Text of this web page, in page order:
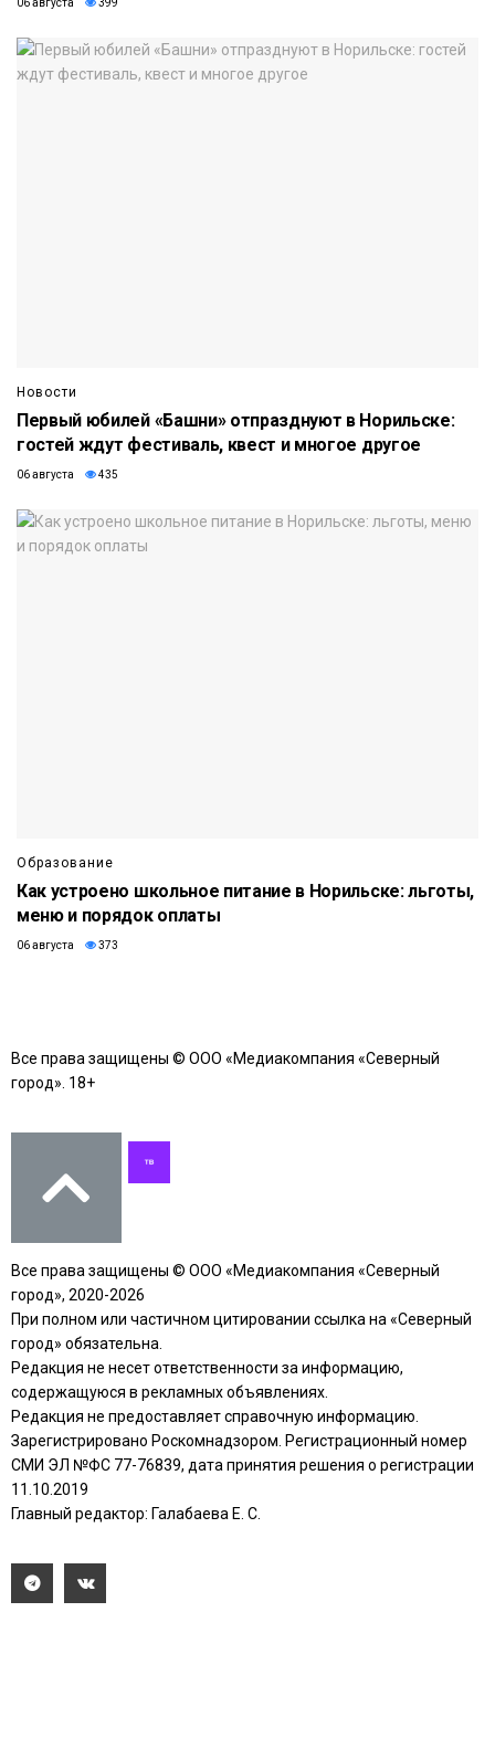
Новости
Первый юбилей «Башни» отпразднуют в Норильске:
гостей ждут фестиваль, квест и многое другое
06 августа 435
Образование
Как устроено школьное питание в Норильске: льготы,
меню и порядок оплаты
06 августа 373
Все права защищены © ООО «Медиакомпания «Северный
город». 18+
Все права защищены © ООО «Медиакомпания «Северный
город», 2020-2026
При полном или частичном цитировании ссылка на «Северный
город» обязательна.
Редакция не несет ответственности за информацию,
содержащуюся в рекламных объявлениях.
Редакция не предоставляет справочную информацию.
Зарегистрировано Роскомнадзором. Регистрационный номер
СМИ ЭЛ №ФС 77-76839, дата принятия решения о регистрации
11.10.2019
Главный редактор: Галабаева Е. С.